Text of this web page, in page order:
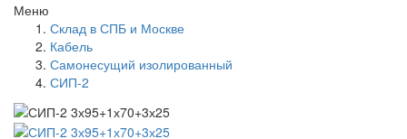
Меню
Склад в СПБ и Москве
Кабель
Самонесущий изолированный
СИП-2